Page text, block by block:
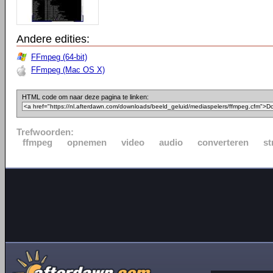
Andere edities:
FFmpeg (64-bit)
FFmpeg (Mac OS X)
HTML code om naar deze pagina te linken:
Trefwoorden:
ffmpeg
opnemen video audio converteren